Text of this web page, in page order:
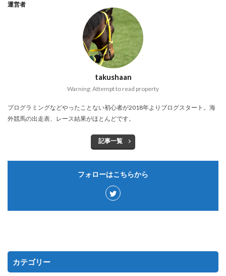
運営者
takushaan
Warning: Attempt to read property
プログラミングなどやったことない初心者が2018年よりブログスタート。海
外競馬の出走表、レース結果がほとんどです。
記事一覧
フォローはこちらから
カテゴリー